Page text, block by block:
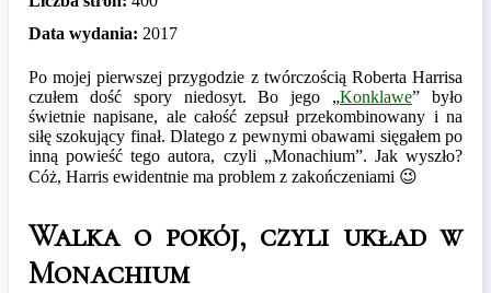
Data wydania: 2017
Po mojej pierwszej przygodzie z twórczością Roberta Harrisa
czułem dość spory niedosyt. Bo jego „Konklawe” było
świetnie napisane, ale całość zepsuł przekombinowany i na
siłę szokujący finał. Dlatego z pewnymi obawami sięgałem po
inną powieść tego autora, czyli „Monachium”. Jak wyszło?
Cóż, Harris ewidentnie ma problem z zakończeniami 😉
Walka o pokój, czyli układ w
Monachium